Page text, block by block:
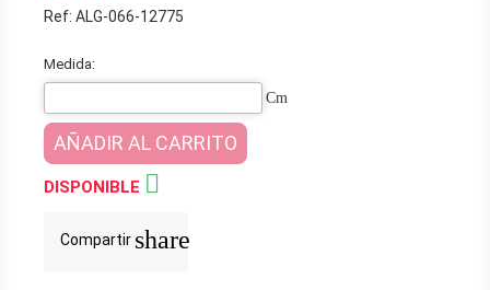
Ref: ALG-066-12775
Medida:
Cm
AÑADIR AL CARRITO
DISPONIBLE 
Compartir share